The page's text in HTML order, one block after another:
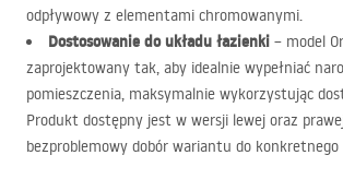
odpływowy z elementami chromowanymi.
Dostosowanie do układu łazienki – model
zaprojektowany tak, aby idealnie wypełniać
pomieszczenia, maksymalnie wykorzystując
Produkt dostępny jest w wersji lewej oraz
bezproblemowy dobór wariantu do